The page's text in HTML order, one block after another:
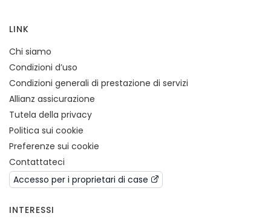
LINK
Chi siamo
Condizioni d’uso
Condizioni generali di prestazione di servizi
Allianz assicurazione
Tutela della privacy
Politica sui cookie
Preferenze sui cookie
Contattateci
Accesso per i proprietari di case
INTERESSI